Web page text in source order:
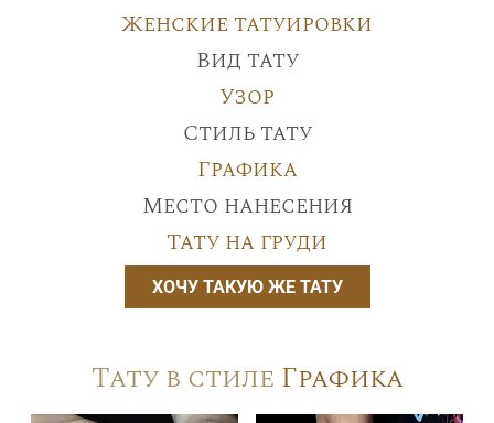
Женские татуировки
Вид тату
Узор
Стиль тату
Графика
Место нанесения
Тату на груди
ХОЧУ ТАКУЮ ЖЕ ТАТУ
Тату в стиле Графика